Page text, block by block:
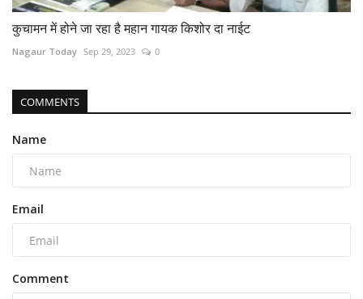
कुचामन में होने जा रहा है महान गायक किशोर दा नाईट
Nagaur Today Sep 29, 2023 0
COMMENTS
Name
Email
Comment